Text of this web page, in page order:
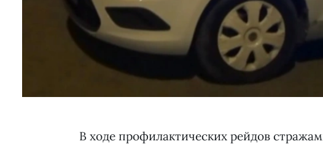
В ходе профилактических рейдов